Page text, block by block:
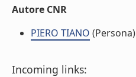
Autore CNR
PIERO TIANO (Persona)
Incoming links: